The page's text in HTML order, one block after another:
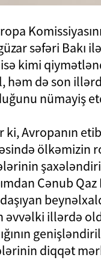
səfəri Bakı
kimi
həm də son
nümayiş
Avropanın
ölkəmizin
Cənub
əvvəlki illərdə
diqqət